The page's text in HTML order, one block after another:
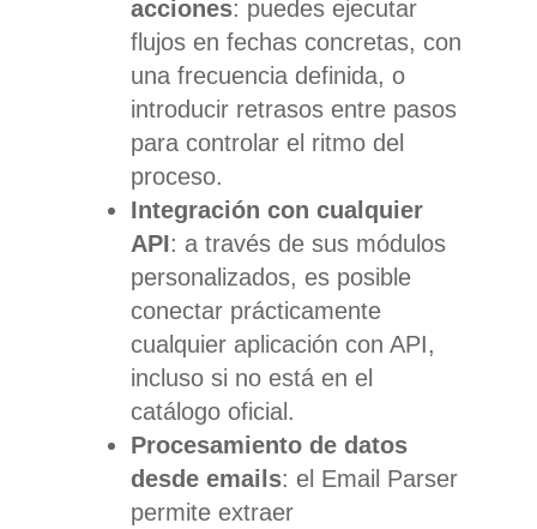
acciones: puedes ejecutar
flujos en fechas concretas, con
una frecuencia definida, o
introducir retrasos entre pasos
para controlar el ritmo del
proceso.
Integración con cualquier
API: a través de sus módulos
personalizados, es posible
conectar prácticamente
cualquier aplicación con API,
incluso si no está en el
catálogo oficial.
Procesamiento de datos
desde emails: el Email Parser
permite extraer